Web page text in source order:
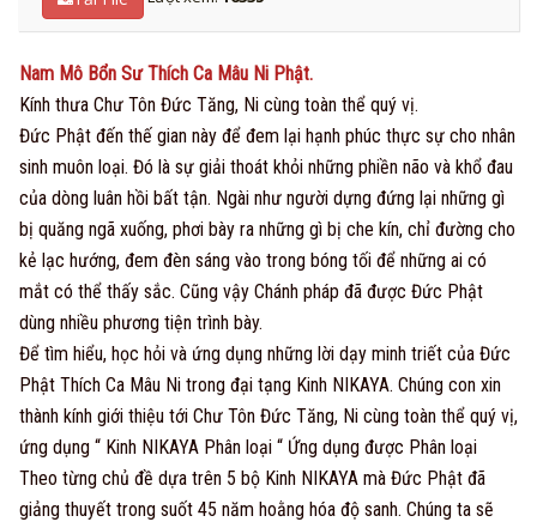
Nam Mô Bổn Sư Thích Ca Mâu Ni Phật.
Kính thưa Chư Tôn Đức Tăng, Ni cùng toàn thể quý vị.
Đức Phật đến thế gian này để đem lại hạnh phúc thực sự cho nhân
sinh muôn loại. Đó là sự giải thoát khỏi những phiền não và khổ đau
của dòng luân hồi bất tận. Ngài như người dựng đứng lại những gì
bị quăng ngã xuống, phơi bày ra những gì bị che kín, chỉ đường cho
kẻ lạc hướng, đem đèn sáng vào trong bóng tối để những ai có
mắt có thể thấy sắc. Cũng vậy Chánh pháp đã được Đức Phật
dùng nhiều phương tiện trình bày.
Để tìm hiểu, học hỏi và ứng dụng những lời dạy minh triết của Đức
Phật Thích Ca Mâu Ni trong đại tạng Kinh NIKAYA. Chúng con xin
thành kính giới thiệu tới Chư Tôn Đức Tăng, Ni cùng toàn thể quý vị,
ứng dụng “ Kinh NIKAYA Phân loại “ Ứng dụng được Phân loại
Theo từng chủ đề dựa trên 5 bộ Kinh NIKAYA mà Đức Phật đã
giảng thuyết trong suốt 45 năm hoằng hóa độ sanh. Chúng ta sẽ